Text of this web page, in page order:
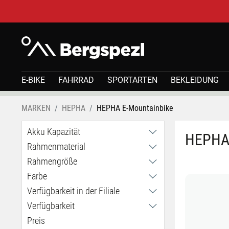
E-BIKE FAHRRAD SPORTARTEN BEKLEIDUNG
MARKEN HEPHA HEPHA E-Mountainbike
Akku Kapazität
708Wh
800Wh
Rahmenmaterial
Aluminium
Carbon
Rahmengröße
L
M
Farbe
Verfügbarkeit in der Filiale
Haid
Klagenfurt
Verfügbarkeit
Coming soon
Preis